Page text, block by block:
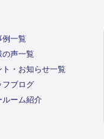
例一覧
の声一覧
ト・お知らせ一覧
フブログ
ルーム紹介